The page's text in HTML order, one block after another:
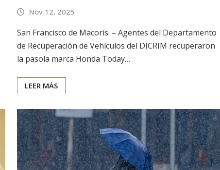
Nov 12, 2025
San Francisco de Macorís. – Agentes del Departamento
de Recuperación de Vehículos del DICRIM recuperaron
la pasola marca Honda Today…
LEER MÁS